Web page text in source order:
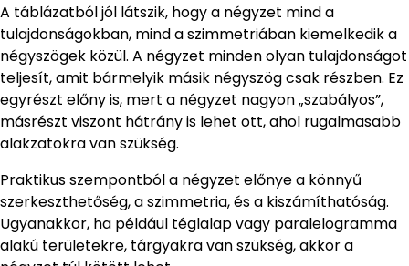
A táblázatból jól látszik, hogy a négyzet mind a
tulajdonságokban, mind a szimmetriában kiemelkedik a
négyszögek közül. A négyzet minden olyan tulajdonságot
teljesít, amit bármelyik másik négyszög csak részben. Ez
egyrészt előny is, mert a négyzet nagyon „szabályos”,
másrészt viszont hátrány is lehet ott, ahol rugalmasabb
alakzatokra van szükség.
Praktikus szempontból a négyzet előnye a könnyű
szerkeszthetőség, a szimmetria, és a kiszámíthatóság.
Ugyanakkor, ha például téglalap vagy paralelogramma
alakú területekre, tárgyakra van szükség, akkor a